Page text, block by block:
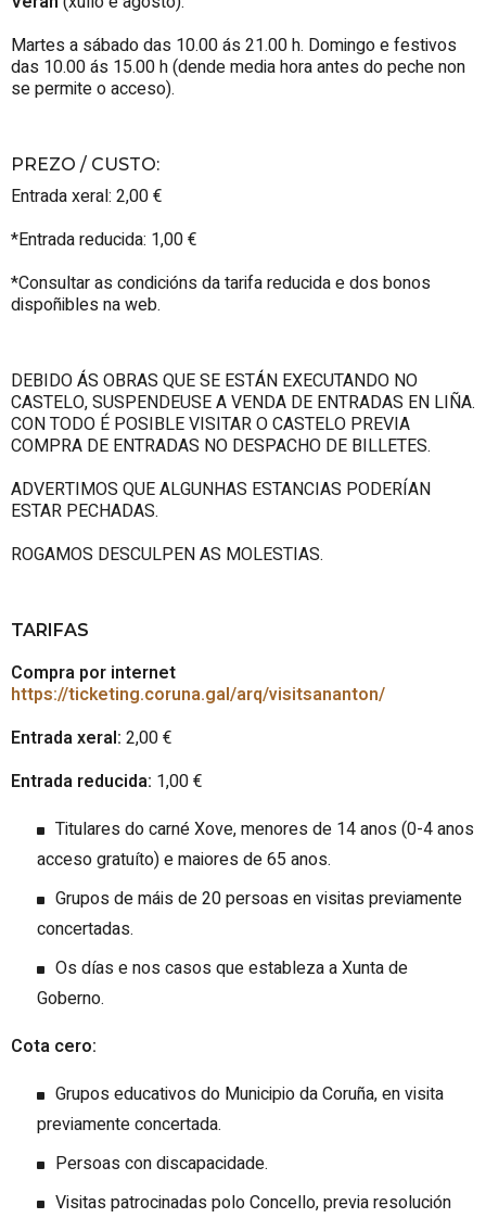
Martes a sábado das 10.00 ás 21.00 h. Domingo e festivos
das 10.00 ás 15.00 h (dende media hora antes do peche non
se permite o acceso).
PREZO / CUSTO:
Entrada xeral: 2,00 €
*Entrada reducida: 1,00 €
*Consultar as condicións da tarifa reducida e dos bonos
dispoñibles na web.
DEBIDO ÁS OBRAS QUE SE ESTÁN EXECUTANDO NO
CASTELO, SUSPENDEUSE A VENDA DE ENTRADAS EN LIÑA.
CON TODO É POSIBLE VISITAR O CASTELO PREVIA
COMPRA DE ENTRADAS NO DESPACHO DE BILLETES.
ADVERTIMOS QUE ALGUNHAS ESTANCIAS PODERÍAN
ESTAR PECHADAS.
ROGAMOS DESCULPEN AS MOLESTIAS.
TARIFAS
Compra por internet
https://ticketing.coruna.gal/arq/visitsananton/
Entrada xeral: 2,00 €
Entrada reducida: 1,00 €
Titulares do carné Xove, menores de 14 anos (0-4 anos
acceso gratuíto) e maiores de 65 anos.
Grupos de máis de 20 persoas en visitas previamente
concertadas.
Os días e nos casos que estableza a Xunta de
Goberno.
Cota cero:
Grupos educativos do Municipio da Coruña, en visita
previamente concertada.
Persoas con discapacidade.
Visitas patrocinadas polo Concello, previa resolución